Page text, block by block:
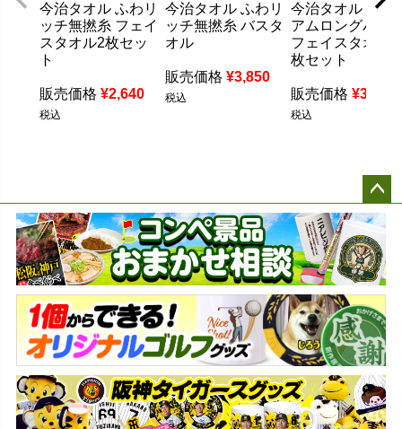
今治タオル ふわリ
ッチ無撚糸 フェイ
スタオル2枚セッ
ト
販売価格 ¥2,640
税込
今治タオル ふわリ
ッチ無撚糸 バスタ
オル
販売価格 ¥3,850
税込
今治タオル プレ
アムロングパイ
フェイスタオル2
枚セット
販売価格 ¥3,300
税込
ペー
ジト
ップ
へ